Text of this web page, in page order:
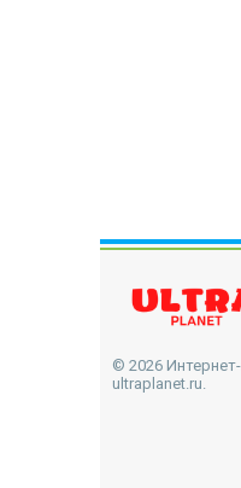
© 2026
ultraplanet.ru.